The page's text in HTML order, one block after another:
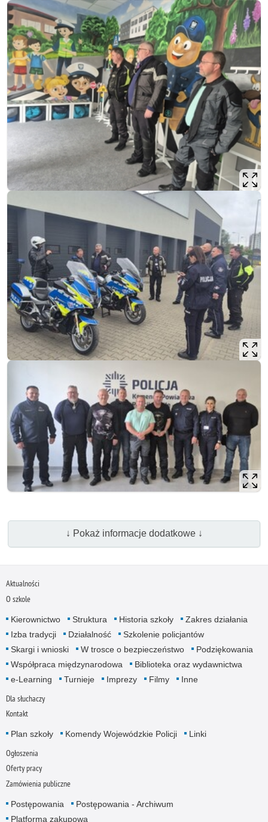
↓ Pokaż informacje dodatkowe ↓
Aktualności
O szkole
Kierownictwo Struktura Historia szkoły
Zakres działania
Izba tradycji
Działalność
Szkolenie policjantów
Skargi i wnioski
W trosce o bezpieczeństwo
Podziękowania
Współpraca międzynarodowa
Biblioteka oraz wydawnictwa
e-Learning
Turnieje Imprezy Filmy Inne
Dla słuchaczy
Kontakt
Plan szkoły Komendy Wojewódzkie Policji Linki
Ogłoszenia
Oferty pracy
Zamówienia publiczne
Postępowania
Postępowania - Archiwum
Platforma zakupowa